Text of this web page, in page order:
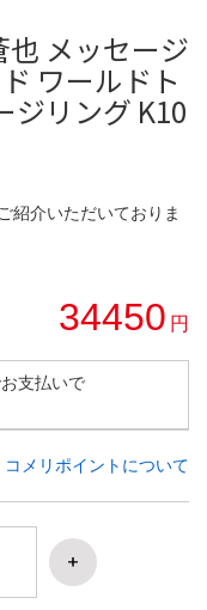
メッセージ
ワールドト
ジリング K10
紹介いただいておりま
34450 円
支払いで
コメリポイントについて